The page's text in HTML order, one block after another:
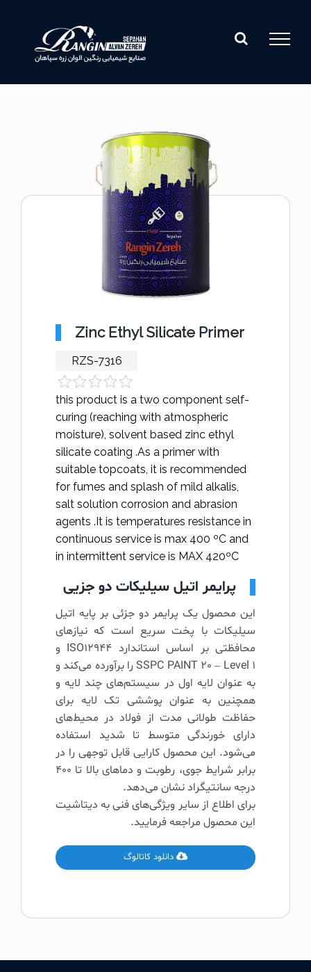
content
Zinc Ethyl Silicate Primer
RZS-7316
this product is a two component self-
curing (reaching with atmospheric
moisture), solvent based zinc ethyl
silicate coating .As a primer with
suitable topcoats, it is recommended
for fumes and splash of mild alkalis,
salt solution corrosion and abrasion
agents .It is temperatures resistance in
continuous service is max 400 ºC and
in intermittent service is MAX 420ºC
پرایمر اتیل سیلیکات دو جزیی
این محصول یک پرایمر دو جزئی بر پایه اتیل
سیلیکات با پخت سریع است که نیازهای
محافظتی بر اساس استاندارد ISO12944 و
SSPC PAINT 20 – Level 1 را برآورده می‌کند و
به عنوان لایه اول در سیستم‌های چند لایه و
همچنین به عنوان پوششی تک لایه برای
حفاظت طولانی مدت از فولاد در محیط‌های
دارای خورندگی متوسط تا شدید استفاده
می‌شود. این محصول کارایی قابل توجهی را در
برابر شرایط جوی، رطوبت و دماهای بالا تا 400
درجه سانتیگراد نشان می‌دهد.
برای اطلاع از سایر ویژگی‌های فنی به دیتاشیت
این محصول مراجعه فرمایید.
دانلود کاتالوگ